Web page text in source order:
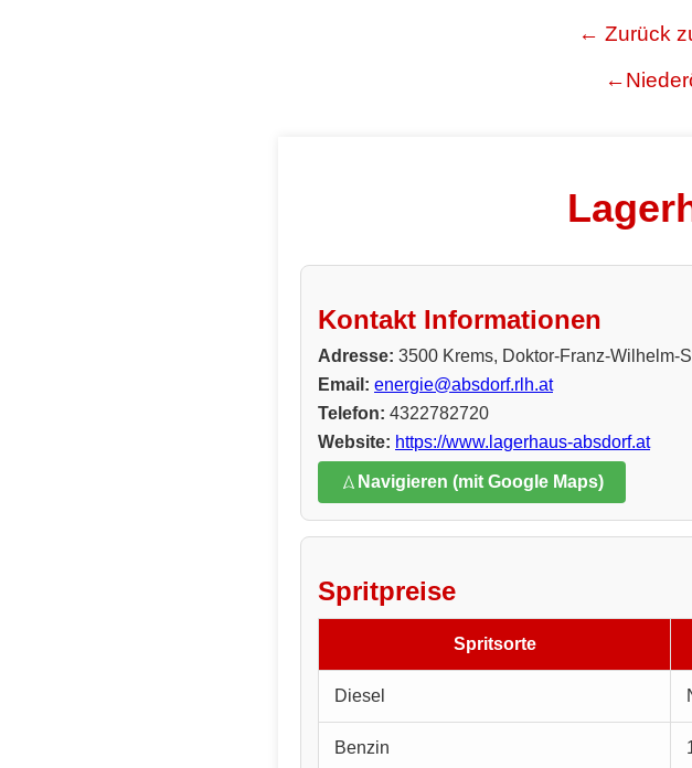
← Zurück
Kontakt Informationen
Adresse: 3500 Krems, Doktor-Franz-Wilhelm-
Email: energie@absdorf.rlh.at
Telefon: 4322782720
Website: https://www.lagerhaus-absdorf.at
Navigieren (mit Google Maps)
Spritpreise
Spritsorte
Diesel
Benzin